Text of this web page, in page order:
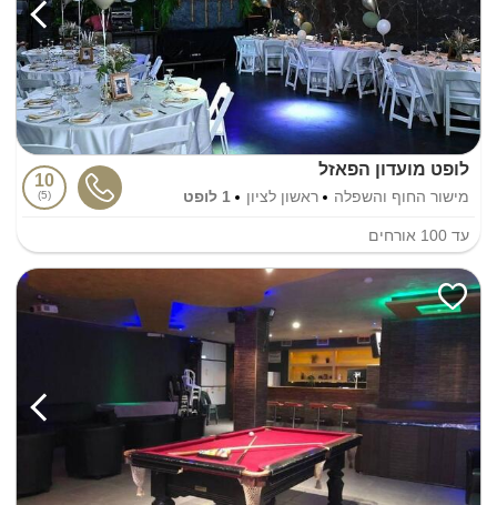
לופט מועדון הפאזל
מישור החוף והשפלה ראשון לציון 1 לופט
10
5
עד 100 אורחים